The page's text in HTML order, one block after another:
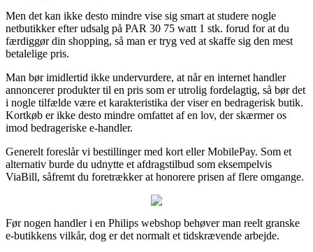
Men det kan ikke desto mindre vise sig smart at studere nogle
netbutikker efter udsalg på PAR 30 75 watt 1 stk. forud for at du
færdiggør din shopping, så man er tryg ved at skaffe sig den mest
betalelige pris.
Man bør imidlertid ikke undervurdere, at når en internet handler
annoncerer produkter til en pris som er utrolig fordelagtig, så bør det
i nogle tilfælde være et karakteristika der viser en bedragerisk butik.
Kortkøb er ikke desto mindre omfattet af en lov, der skærmer os
imod bedrageriske e-handler.
Generelt foreslår vi bestillinger med kort eller MobilePay. Som et
alternativ burde du udnytte et afdragstilbud som eksempelvis
ViaBill, såfremt du foretrækker at honorere prisen af flere omgange.
Før nogen handler i en Philips webshop behøver man reelt granske
e-butikkens vilkår, dog er det normalt et tidskrævende arbejde.